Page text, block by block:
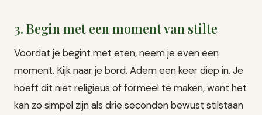
3. Begin met een moment van stilte
Voordat je begint met eten, neem je even een
moment. Kijk naar je bord. Adem een keer diep in. Je
hoeft dit niet religieus of formeel te maken, want het
kan zo simpel zijn als drie seconden bewust stilstaan